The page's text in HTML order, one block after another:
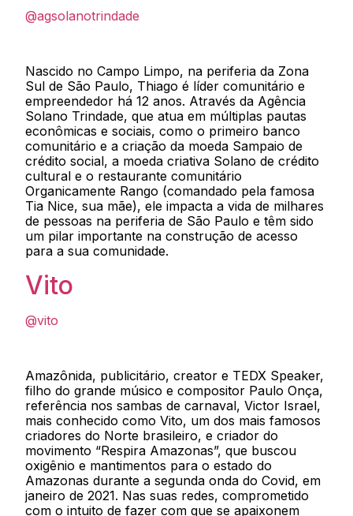
@agsolanotrindade
Nascido no Campo Limpo, na periferia da Zona
Sul de São Paulo, Thiago é líder comunitário e
empreendedor há 12 anos. Através da Agência
Solano Trindade, que atua em múltiplas pautas
econômicas e sociais, como o primeiro banco
comunitário e a criação da moeda Sampaio de
crédito social, a moeda criativa Solano de crédito
cultural e o restaurante comunitário
Organicamente Rango (comandado pela famosa
Tia Nice, sua mãe), ele impacta a vida de milhares
de pessoas na periferia de São Paulo e têm sido
um pilar importante na construção de acesso
para a sua comunidade.
Vito
@vito
Amazônida, publicitário, creator e TEDX Speaker,
filho do grande músico e compositor Paulo Onça,
referência nos sambas de carnaval, Victor Israel,
mais conhecido como Vito, um dos mais famosos
criadores do Norte brasileiro, e criador do
movimento “Respira Amazonas”, que buscou
oxigênio e mantimentos para o estado do
Amazonas durante a segunda onda do Covid, em
janeiro de 2021. Nas suas redes, comprometido
com o intuito de fazer com que se apaixonem